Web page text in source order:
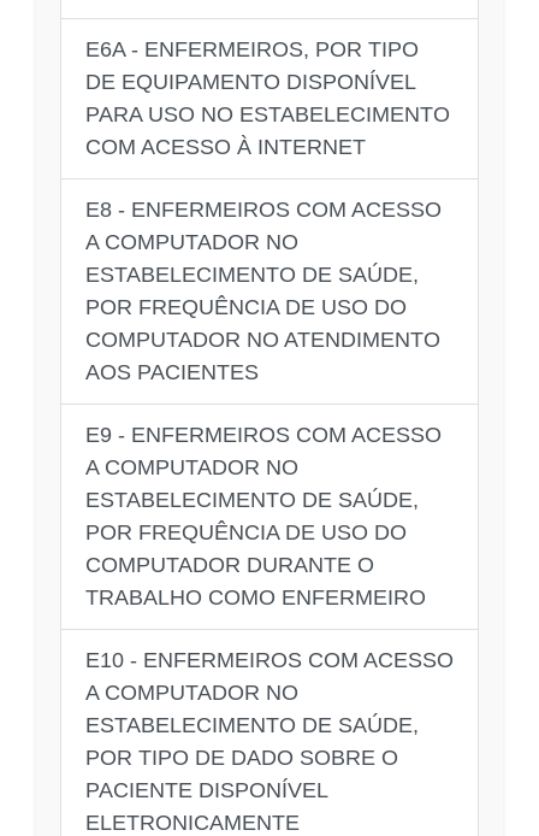
E6A - ENFERMEIROS, POR TIPO
DE EQUIPAMENTO DISPONÍVEL
PARA USO NO ESTABELECIMENTO
COM ACESSO À INTERNET
E8 - ENFERMEIROS COM ACESSO
A COMPUTADOR NO
ESTABELECIMENTO DE SAÚDE,
POR FREQUÊNCIA DE USO DO
COMPUTADOR NO ATENDIMENTO
AOS PACIENTES
E9 - ENFERMEIROS COM ACESSO
A COMPUTADOR NO
ESTABELECIMENTO DE SAÚDE,
POR FREQUÊNCIA DE USO DO
COMPUTADOR DURANTE O
TRABALHO COMO ENFERMEIRO
E10 - ENFERMEIROS COM ACESSO
A COMPUTADOR NO
ESTABELECIMENTO DE SAÚDE,
POR TIPO DE DADO SOBRE O
PACIENTE DISPONÍVEL
ELETRONICAMENTE